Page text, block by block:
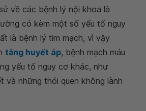
về các bệnh lý nội khoa là
có kèm một số yếu tố nguy
là bệnh lý tim mạch, vì vậy
tăng huyết áp, bệnh mạch máu
yếu tố nguy cơ khác, như
và những thói quen không lành